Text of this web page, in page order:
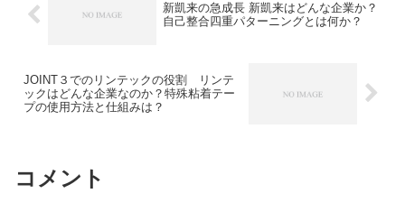
新凱来の急成長 新凱来はどんな企業か？
自己整合四重パターニングとは何か？
JOINT３でのリンテックの役割 リンテ
ックはどんな企業なのか？特殊粘着テー
プの使用方法と仕組みは？
コメント